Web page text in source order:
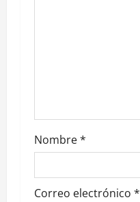
a
s
Nombre*
Correo electrónico *